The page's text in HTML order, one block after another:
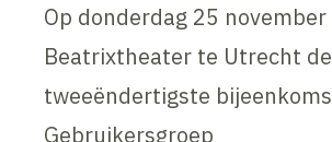
Op donderdag 25
Beatrixtheater te Utrecht de
tweeëndertigste
Gebruikersgroep